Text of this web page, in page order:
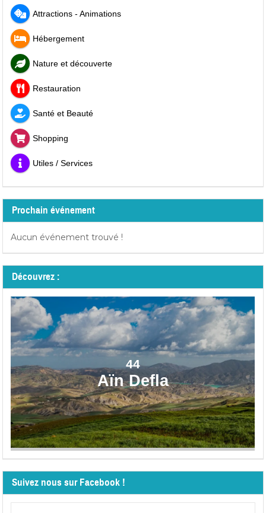
Attractions - Animations
Hébergement
Nature et découverte
Restauration
Santé et Beauté
Shopping
Utiles / Services
Prochain événement
Aucun événement trouvé !
Découvrez :
44
Aïn Defla
Suivez nous sur Facebook !